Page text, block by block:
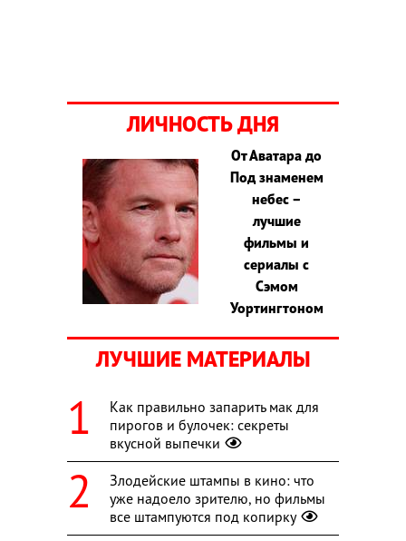
ЛИЧНОСТЬ ДНЯ
От Аватара до
Под знаменем
небес –
лучшие
фильмы и
сериалы с
Сэмом
Уортингтоном
ЛУЧШИЕ МАТЕРИАЛЫ
Как правильно запарить мак для
пирогов и булочек: секреты
вкусной выпечки
Злодейские штампы в кино: что
уже надоело зрителю, но фильмы
все штампуются под копирку